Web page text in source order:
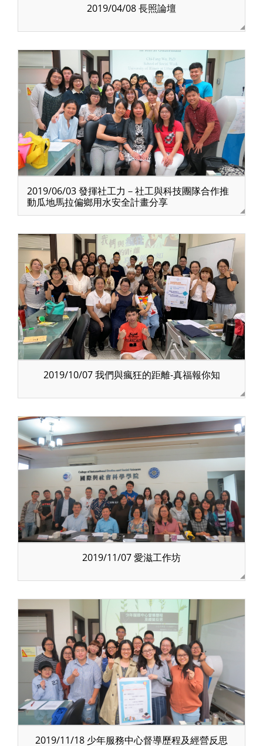
2019/04/08 長照論壇
2019/06/03 發揮社工力－社工與科技團隊合作推
動瓜地馬拉偏鄉用水安全計畫分享
2019/10/07 我們與瘋狂的距離-真福報你知
2019/11/07 愛滋工作坊
2019/11/18 少年服務中心督導歷程及經營反思